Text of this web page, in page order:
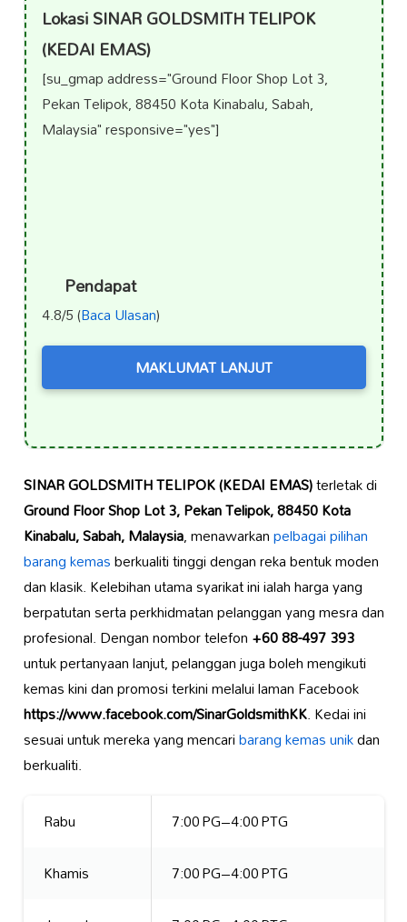
Lokasi SINAR GOLDSMITH TELIPOK
(KEDAI EMAS)
[su_gmap address="Ground Floor Shop Lot 3,
Pekan Telipok, 88450 Kota Kinabalu, Sabah,
Malaysia" responsive="yes"]
Pendapat
4.8/5 (Baca Ulasan)
MAKLUMAT LANJUT
SINAR GOLDSMITH TELIPOK (KEDAI EMAS)terletak di
Ground Floor Shop Lot 3, Pekan Telipok, 88450 Kota
Kinabalu, Sabah, Malaysia, menawarkanpelbagai pilihan
barang kemasberkualiti tinggi dengan reka bentuk moden
dan klasik. Kelebihan utama syarikat ini ialah harga yang
berpatutan serta perkhidmatan pelanggan yang mesra dan
profesional. Dengan nombor telefon+60 88-497 393
untuk pertanyaan lanjut, pelanggan juga boleh mengikuti
kemas kini dan promosi terkini melalui laman Facebook
https://www.facebook.com/SinarGoldsmithKK. Kedai ini
sesuai untuk mereka yang mencaribarang kemas unikdan
berkualiti.
Rabu
7:00 PG–4:00 PTG
Khamis
7:00 PG–4:00 PTG